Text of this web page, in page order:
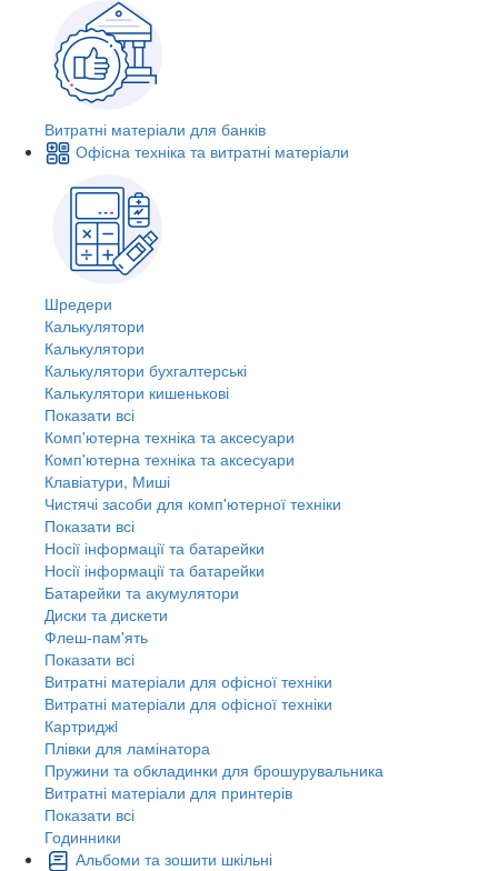
Витратні матеріали для банків
Офісна техніка та витратні матеріали
Шредери
Калькулятори
Калькулятори
Калькулятори бухгалтерські
Калькулятори кишенькові
Показати всі
Комп'ютерна техніка та аксесуари
Комп'ютерна техніка та аксесуари
Клавіатури, Миші
Чистячі засоби для комп'ютерної техніки
Показати всі
Носії інформації та батарейки
Носії інформації та батарейки
Батарейки та акумулятори
Диски та дискети
Флеш-пам'ять
Показати всі
Витратні матеріали для офісної техніки
Витратні матеріали для офісної техніки
Картриджi
Плівки для ламінатора
Пружини та обкладинки для брошурувальника
Витратні матеріали для принтерів
Показати всі
Годинники
Альбоми та зошити шкільні